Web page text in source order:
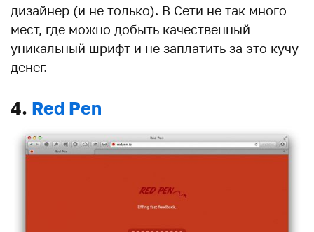
дизайнер (и не только). В Сети не так много
мест, где можно добыть качественный
уникальный шрифт и не заплатить за это кучу
денег.
4. Red Pen